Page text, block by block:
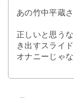
あの竹中平蔵
正しいと思う
き出すスライ
オナニーじゃ